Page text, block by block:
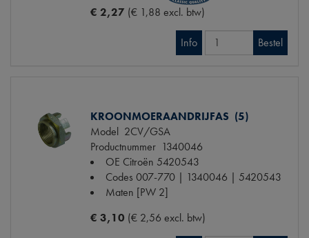
€ 2,27 (€ 1,88 excl. btw)
Info Bestel
KROONMOERAANDRIJFAS (5)
Model 2CV/GSA
Productnummer 1340046
OE Citroën 5420543
Codes 007-770 | 1340046 | 5420543
Maten [PW 2]
€ 3,10 (€ 2,56 excl. btw)